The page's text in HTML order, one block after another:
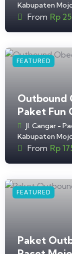
Kabupaten
From Rp
FEATURED
Outbound
Paket Fun
Jl. Cangar -
Kabupaten
From Rp
FEATURED
Paket